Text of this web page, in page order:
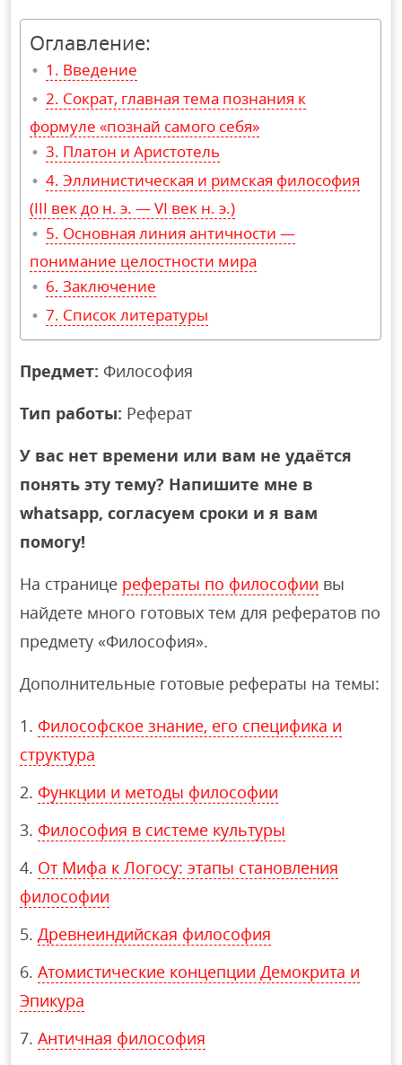
Оглавление:
Введение
Сократ, главная тема познания к
формуле «познай самого себя»
Платон и Аристотель
Эллинистическая и римская философия
(III век до н. э. — VI век н. э.)
Основная линия античности —
понимание целостности мира
Заключение
Список литературы
Предмет: Философия
Тип работы: Реферат
У вас нет времени или вам не удаётся
понять эту тему? Напишите мне в
whatsapp, согласуем сроки и я вам
помогу!
На странице рефераты по философии вы
найдете много готовых тем для рефератов по
предмету «Философия».
Дополнительные готовые рефераты на темы:
Философское знание, его специфика и
структура
Функции и методы философии
Философия в системе культуры
От Мифа к Логосу: этапы становления
философии
Древнеиндийская философия
Атомистические концепции Демокрита и
Эпикура
Античная философия